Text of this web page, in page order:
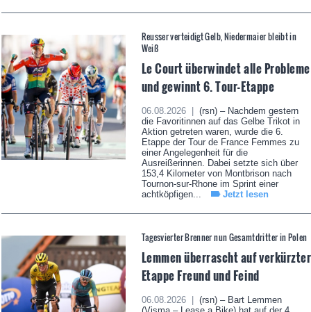
Reusser verteidigt Gelb, Niedermaier bleibt in
Weiß
Le Court überwindet alle Probleme
und gewinnt 6. Tour-Etappe
06.08.2026 |
(rsn) – Nachdem gestern
die Favoritinnen auf das Gelbe Trikot in
Aktion getreten waren, wurde die 6.
Etappe der Tour de France Femmes zu
einer Angelegenheit für die
Ausreißerinnen. Dabei setzte sich über
153,4 Kilometer von Montbrison nach
Tournon-sur-Rhone im Sprint einer
achtköpfigen...
Jetzt lesen
Tagesvierter Brenner nun Gesamtdritter in Polen
Lemmen überrascht auf verkürzter
Etappe Freund und Feind
06.08.2026 |
(rsn) – Bart Lemmen